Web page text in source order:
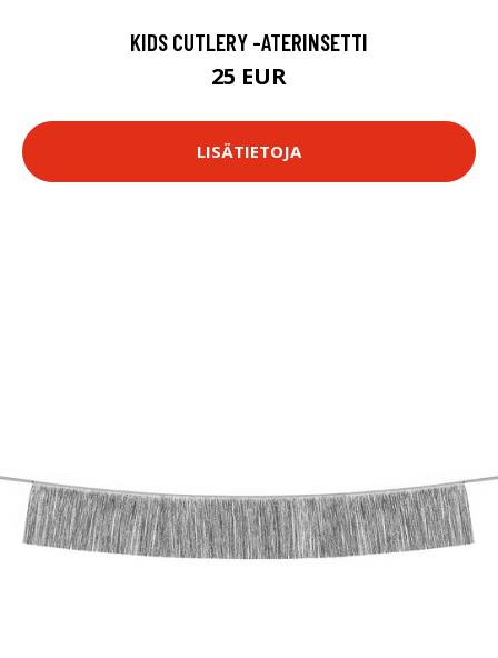
KIDS CUTLERY -ATERINSETTI
25 EUR
LISÄTIETOJA